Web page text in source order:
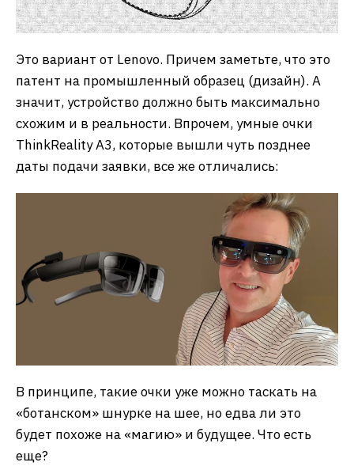
Это вариант от Lenovo. Причем заметьте, что это
патент на промышленный образец (дизайн). А
значит, устройство должно быть максимально
схожим и в реальности. Впрочем, умные очки
ThinkReality A3, которые вышли чуть позднее
даты подачи заявки, все же отличались:
В принципе, такие очки уже можно таскать на
«ботанском» шнурке на шее, но едва ли это
будет похоже на «магию» и будущее. Что есть
еще?